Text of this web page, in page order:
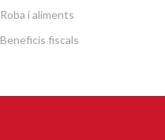
Roba i aliments
Beneficis fiscals